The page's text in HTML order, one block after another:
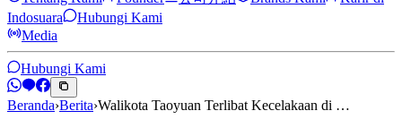
Indosuara
Hubungi Kami
Media
Hubungi Kami
Beranda›Berita›Walikota Taoyuan Terlibat Kecelakaan di …